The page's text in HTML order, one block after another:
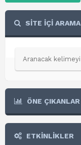
SİTE İÇİ ARAMA
ÖNE ÇIKANLAR
ETKİNLİKLER